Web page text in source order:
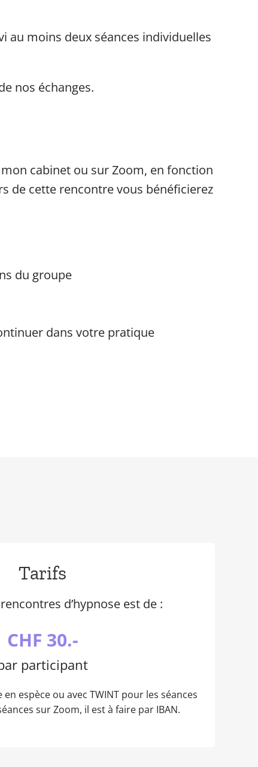
au moins deux séances individuelles
nos échanges.
cabinet ou sur Zoom, en fonction
de cette rencontre vous bénéficierez
du groupe
dans votre pratique
Tarifs
d’hypnose est de :
CHF 30.-
participant
espèce ou avec TWINT pour les séances
sur Zoom, il est à faire par IBAN.